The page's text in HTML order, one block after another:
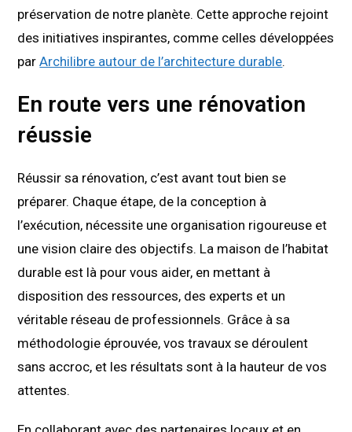
préservation de notre planète. Cette approche rejoint
des initiatives inspirantes, comme celles développées
parArchilibre autour de l’architecture durable.
En route vers une rénovation
réussie
Réussir sa rénovation, c’est avant tout bien se
préparer. Chaque étape, de la conception à
l’exécution, nécessite une organisation rigoureuse et
une vision claire des objectifs. La maison de l’habitat
durable est là pour vous aider, en mettant à
disposition des ressources, des experts et un
véritable réseau de professionnels. Grâce à sa
méthodologie éprouvée, vos travaux se déroulent
sans accroc, et les résultats sont à la hauteur de vos
attentes.